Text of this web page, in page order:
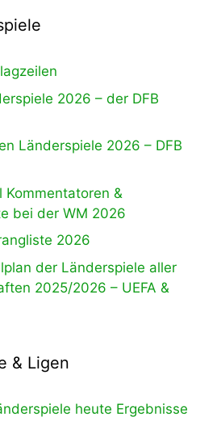
2026 – der DFB
Länderspiele 2026 – DFB
Kommentatoren &
bei der WM 2026
2026
der Länderspiele aller
2025/2026 – UEFA &
& Ligen
heute Ergebnisse